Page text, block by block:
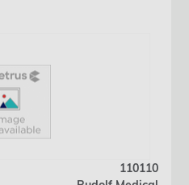
110110